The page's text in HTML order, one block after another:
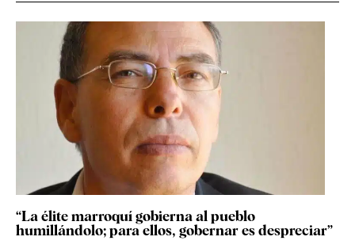
“La élite marroquí gobierna al pueblo
humillándolo; para ellos, gobernar es despreciar”